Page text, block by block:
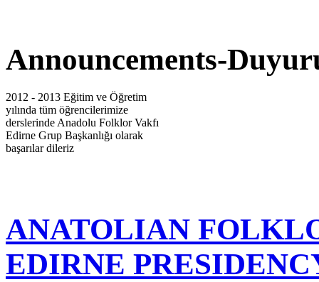
Announcements-
2012 - 2013 Eğitim ve Öğretim
yılında tüm öğrencilerimize
derslerinde Anadolu Folklor Vakfı
Edirne Grup Başkanlığı olarak
başarılar dileriz
1 EKİMDE HALKOYUNLARI
KURSLARIMIZ EDİRNE
GENÇLİK MERKEZİNDE
ANATOLIAN
EDIRNE